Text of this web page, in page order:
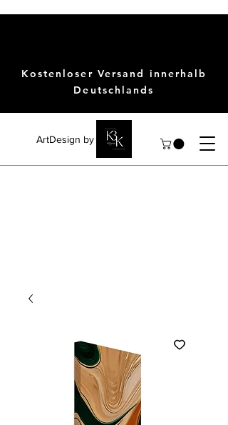
ArtDesign by KBK
Kostenloser Versand innerhalb
Deutschlands